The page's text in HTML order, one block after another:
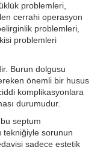
problemleri,
cerrahi operasyon
problemleri,
problemleri
Burun dolgusu
önemli bir husus
komplikasyonlara
durumudur.
septum
tekniğiyle sorunun
sadece estetik